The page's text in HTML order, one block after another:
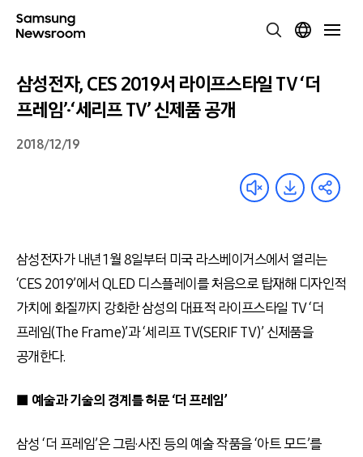
삼성전자, CES 2019서 라이프스타일 TV ‘더
프레임’·‘세리프 TV’ 신제품 공개
2018/12/19
삼성전자가 내년 1월 8일부터 미국 라스베이거스에서 열리는
‘CES 2019’에서 QLED 디스플레이를 처음으로 탑재해 디자인적
가치에 화질까지 강화한 삼성의 대표적 라이프스타일 TV ‘더
프레임(The Frame)’과 ‘세리프 TV(SERIF TV)’ 신제품을
공개한다.
■ 예술과 기술의 경계를 허문 ‘더 프레임’
삼성 ‘더 프레임’은 그림·사진 등의 예술 작품을 ‘아트 모드’를